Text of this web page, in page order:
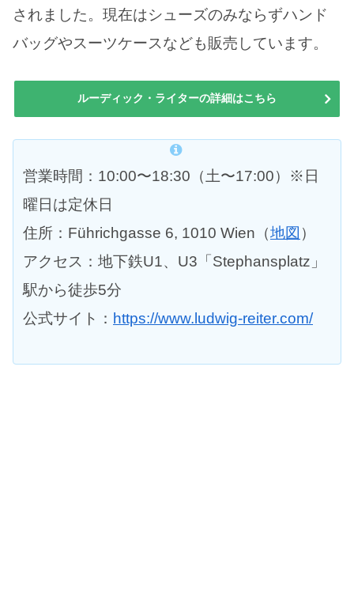
されました。現在はシューズのみならずハンド
バッグやスーツケースなども販売しています。
ルーディック・ライターの詳細はこちら
営業時間：10:00〜18:30（土〜17:00）※日
曜日は定休日
住所：Führichgasse 6, 1010 Wien（地図 ）
アクセス：地下鉄U1、U3「Stephansplatz」
駅から徒歩5分
公式サイト： https://www.ludwig-reiter.com/